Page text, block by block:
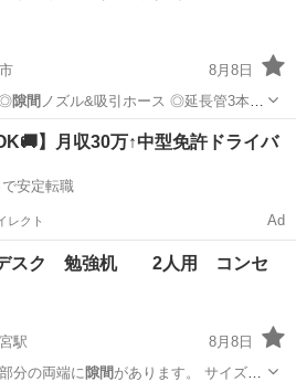
8月8日
◎隙間 ノズル&吸引ホース ◎延長管3本
クリーナー
】月収30万↑中型免許ドライバ
安定転職
レクト Ad
デスク 勉強机 2人用 コンセ
駅
8月8日
分の両端に 隙間があります。 サイズを